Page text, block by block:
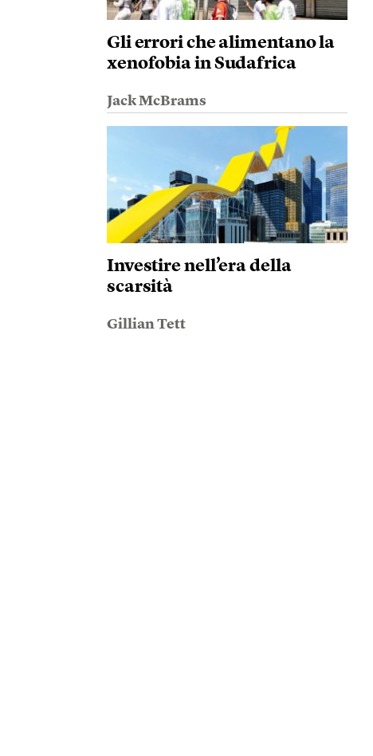
Gli errori che alimentano la
xenofobia in Sudafrica
Jack McBrams
Investire nell’era della
scarsità
Gillian Tett